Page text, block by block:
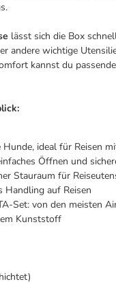
lässt sich die Box
andere wichtige
kannst du
ideal für Reisen
Öffnen und
Stauraum für
Handling auf Reisen
Set: von den meisten
Kunststoff